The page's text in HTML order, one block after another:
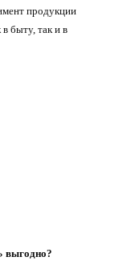
продукции
быту, так и в